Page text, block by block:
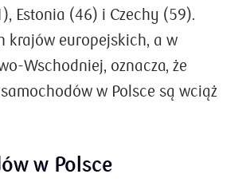
Estonia (46) i Czechy (59).
krajów europejskich, a w
Wschodniej, oznacza, że
w Polsce są wciąż
w Polsce